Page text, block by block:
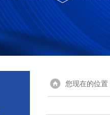
您现在的位置